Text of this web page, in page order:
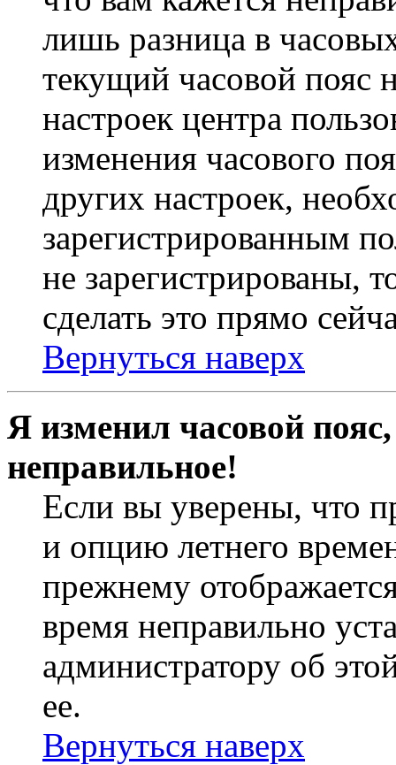
лишь разница в
текущий часовой пояс
настроек центра
изменения часового
других настроек,
зарегистрированным
не зарегистрированы,
сделать это прямо
Вернуться наверх
Я изменил часовой
неправильное!
Если вы уверены, что
и опцию летнего
прежнему
время неправильно
администратору об
ее.
Вернуться наверх